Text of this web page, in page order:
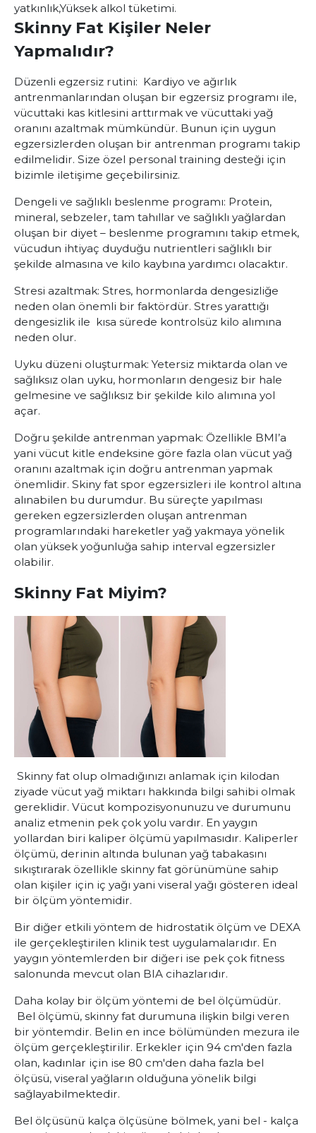
yatkınlık,Yüksek alkol tüketimi.
Skinny Fat Kişiler Neler
Yapmalıdır?
Düzenli egzersiz rutini: Kardiyo ve ağırlık
antrenmanlarından oluşan bir egzersiz programı ile,
vücuttaki kas kitlesini arttırmak ve vücuttaki yağ
oranını azaltmak mümkündür. Bunun için uygun
egzersizlerden oluşan bir antrenman programı takip
edilmelidir. Size özel personal training desteği için
bizimle iletişime geçebilirsiniz.
Dengeli ve sağlıklı beslenme programı: Protein,
mineral, sebzeler, tam tahıllar ve sağlıklı yağlardan
oluşan bir diyet – beslenme programını takip etmek,
vücudun ihtiyaç duyduğu nutrientleri sağlıklı bir
şekilde almasına ve kilo kaybına yardımcı olacaktır.
Stresi azaltmak: Stres, hormonlarda dengesizliğe
neden olan önemli bir faktördür. Stres yarattığı
dengesizlik ile kısa sürede kontrolsüz kilo alımına
neden olur.
Uyku düzeni oluşturmak: Yetersiz miktarda olan ve
sağlıksız olan uyku, hormonların dengesiz bir hale
gelmesine ve sağlıksız bir şekilde kilo alımına yol
açar.
Doğru şekilde antrenman yapmak: Özellikle BMI’a
yani vücut kitle endeksine göre fazla olan vücut yağ
oranını azaltmak için doğru antrenman yapmak
önemlidir. Skiny fat spor egzersizleri ile kontrol altına
alınabilen bu durumdur. Bu süreçte yapılması
gereken egzersizlerden oluşan antrenman
programlarındaki hareketler yağ yakmaya yönelik
olan yüksek yoğunluğa sahip interval egzersizler
olabilir.
Skinny Fat Miyim?
Skinny fat olup olmadığınızı anlamak için kilodan
ziyade vücut yağ miktarı hakkında bilgi sahibi olmak
gereklidir. Vücut kompozisyonunuzu ve durumunu
analiz etmenin pek çok yolu vardır. En yaygın
yollardan biri kaliper ölçümü yapılmasıdır. Kaliperler
ölçümü, derinin altında bulunan yağ tabakasını
sıkıştırarak özellikle skinny fat görünümüne sahip
olan kişiler için iç yağı yani viseral yağı gösteren ideal
bir ölçüm yöntemidir.
Bir diğer etkili yöntem de hidrostatik ölçüm ve DEXA
ile gerçekleştirilen klinik test uygulamalarıdır. En
yaygın yöntemlerden bir diğeri ise pek çok fitness
salonunda mevcut olan BIA cihazlarıdır.
Daha kolay bir ölçüm yöntemi de bel ölçümüdür.
Bel ölçümü, skinny fat durumuna ilişkin bilgi veren
bir yöntemdir. Belin en ince bölümünden mezura ile
ölçüm gerçekleştirilir. Erkekler için 94 cm'den fazla
olan, kadınlar için ise 80 cm'den daha fazla bel
ölçüsü, viseral yağların olduğuna yönelik bilgi
sağlayabilmektedir.
Bel ölçüsünü kalça ölçüsüne bölmek, yani bel - kalça